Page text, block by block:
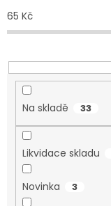
65 Kč
Na skladě 33
Likvidace skladu
Novinka 3